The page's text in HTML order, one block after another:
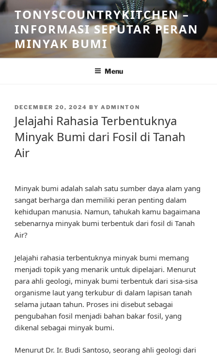
Skip
to
content
TONYSCOUNTRYKITCHEN –
INFORMASI SEPUTAR PERAN
MINYAK BUMI
Menu
POSTED
DECEMBER 20, 2024 BY ADMINTON
Jelajahi Rahasia Terbentuknya
Minyak Bumi dari Fosil di Tanah
Air
Minyak bumi adalah salah satu sumber daya alam yang
sangat berharga dan memiliki peran penting dalam
kehidupan manusia. Namun, tahukah kamu bagaimana
sebenarnya minyak bumi terbentuk dari fosil di Tanah
Air?
Jelajahi rahasia terbentuknya minyak bumi memang
menjadi topik yang menarik untuk dipelajari. Menurut
para ahli geologi, minyak bumi terbentuk dari sisa-sisa
organisme laut yang terkubur di dalam lapisan tanah
selama jutaan tahun. Proses ini disebut sebagai
pengubahan fosil menjadi bahan bakar fosil, yang
dikenal sebagai minyak bumi.
Menurut Dr. Ir. Budi Santoso, seorang ahli geologi dari